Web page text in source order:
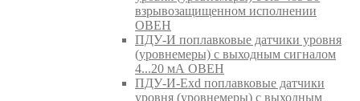
взрывозащищенном исполнении
ОВЕН
ПДУ-И поплавковые датчики уровня
(уровнемеры) с выходным сигналом
4...20 мА ОВЕН
ПДУ-И-Exd поплавковые датчики
уровня (уровнемеры) с выходным